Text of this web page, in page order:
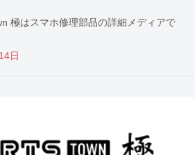
極はスマホ修理部品の詳細メディアで
日